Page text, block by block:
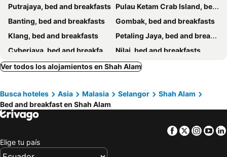
Putrajaya, bed and breakfasts Pulau Ketam Crab Island, bed and breakfasts
Banting, bed and breakfasts
Gombak, bed and breakfasts
Klang, bed and breakfasts
Petaling Jaya, bed and breakfasts
Cyberjaya, bed and breakfasts
Nilai, bed and breakfasts
Rawang, bed and breakfasts
Kuala Selangor, bed and breakfasts
Sepang, bed and breakfasts
Puchong, bed and breakfasts
Jeram, bed and breakfasts
Ver todos los alojamientos en Shah Alam
Busca hoteles Asia Malasia Selangor
Shah Alam
Bed and breakfast en Shah Alam
Facebook
Twitter
Elige tu país